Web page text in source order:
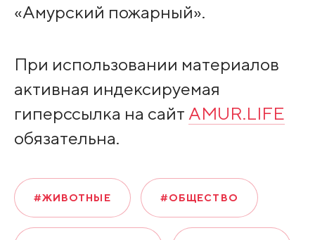
«Амурский пожарный».
При использовании материалов
активная индексируемая
гиперссылка на сайт AMUR.LIFE
обязательна.
#ЖИВОТНЫЕ #ОБЩЕСТВО